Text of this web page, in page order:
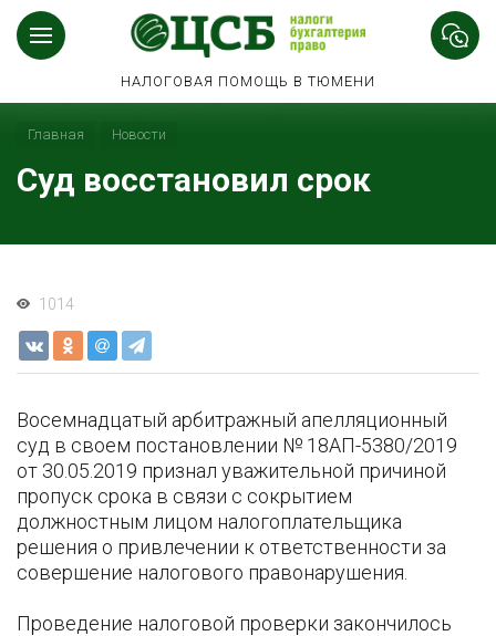
НАЛОГОВАЯ ПОМОЩЬ В ТЮМЕНИ
Главная Новости
Суд восстановил срок
1014
Восемнадцатый арбитражный апелляционный
суд в своем постановлении № 18АП-5380/2019
от 30.05.2019 признал уважительной причиной
пропуск срока в связи с сокрытием
должностным лицом налогоплательщика
решения о привлечении к ответственности за
совершение налогового правонарушения.
Проведение налоговой проверки закончилось